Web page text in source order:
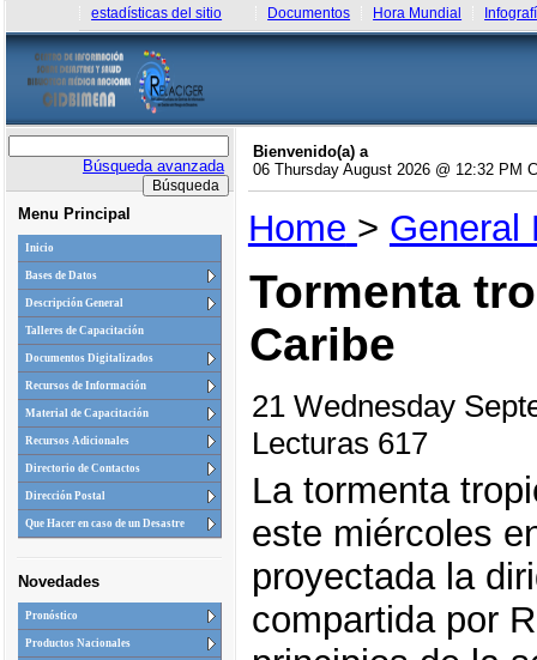
estadísticas del sitio Documentos Hora Mundial
Búsqueda avanzada
Menu Principal
Inicio
Bases de Datos
Descripción General
Talleres de Capacitación
Documentos Digitalizados
Recursos de Información
Material de Capacitación
Recursos Adicionales
Directorio de Contactos
Dirección Postal
Que Hacer en caso de un Desastre
Novedades
Pronóstico
Productos Nacionales
Bienvenido(a) a
06 Thursday August 2026 @ 12:32 PM
Home > General
Tormenta
Caribe
21 Wednesday
Lecturas 617
La tormenta
este miércoles
proyectada la
compartida por